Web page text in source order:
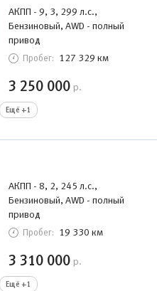
АКПП - 9, 3, 299 л.с.,
Бензиновый, AWD - полный
привод
Пробег: 127 329 км
3 250 000 р.
Ещё +1
АКПП - 8, 2, 245 л.с.,
Бензиновый, AWD - полный
привод
Пробег: 19 330 км
3 310 000 р.
Ещё +1